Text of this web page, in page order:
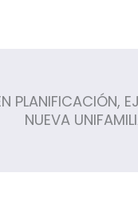
PLANIFICACIÓN,
NUEVA